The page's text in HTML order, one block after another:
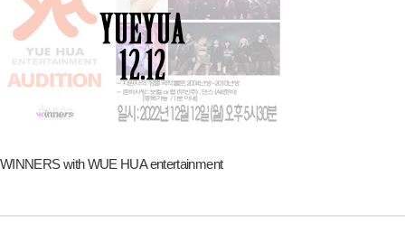
WINNERS with WUE HUA entertainment